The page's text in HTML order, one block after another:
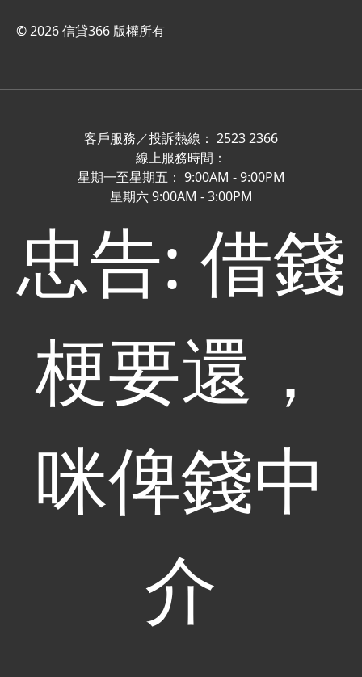
© 2026 信貸366 版權所有
客戶服務／投訴熱線： 2523 2366
線上服務時間：
星期一至星期五： 9:00AM - 9:00PM
星期六 9:00AM - 3:00PM
忠告: 借錢
梗要還，
咪俾錢中
介